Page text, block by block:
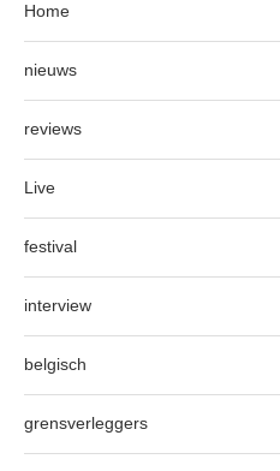
Home
nieuws
reviews
Live
festival
interview
belgisch
grensverleggers